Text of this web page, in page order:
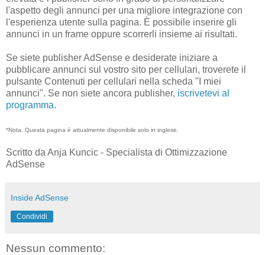
l'aspetto degli annunci per una migliore integrazione con
l'esperienza utente sulla pagina. È possibile inserire gli
annunci in un frame oppure scorrerli insieme ai risultati.
Se siete publisher AdSense e desiderate iniziare a
pubblicare annunci sul vostro sito per cellulari, troverete il
pulsante Contenuti per cellulari nella scheda "I miei
annunci". Se non siete ancora publisher, iscrivetevi al
programma.
*Nota. Questa pagina è attualmente disponibile solo in inglese.
Scritto da Anja Kuncic - Specialista di Ottimizzazione
AdSense
Inside AdSense
Condividi
Nessun commento: